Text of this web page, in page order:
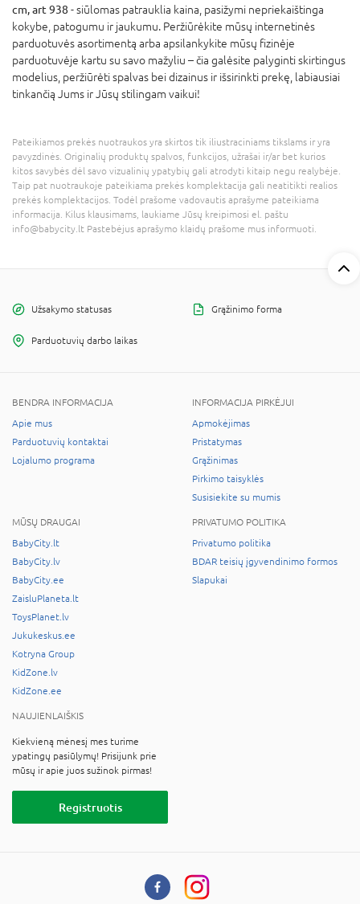
cm, art 938 - siūlomas patrauklia kaina, pasižymi nepriekaištinga
kokybe, patogumu ir jaukumu. Peržiūrėkite mūsų internetinės
parduotuvės asortimentą arba apsilankykite mūsų fizinėje
parduotuvėje kartu su savo mažyliu – čia galėsite palyginti skirtingus
modelius, peržiūrėti spalvas bei dizainus ir išsirinkti prekę, labiausiai
tinkančią Jums ir Jūsų stilingam vaikui!
Pateikiamos prekės nuotraukos yra skirtos tik iliustraciniams tikslams ir yra
pavyzdinės. Originalių produktų spalvos, funkcijos, užrašai ir/ar bet kurios
kitos savybės dėl savo vizualinių ypatybių gali atrodyti kitaip negu realybėje.
Taip pat nuotraukoje pateikiama prekės komplektacija gali neatitikti realios
prekės komplektacijos. Todėl prašome vadovautis aprašyme pateikiama
informacija. Kilus klausimams, laukiame Jūsų kreipimosi el. paštu
info@babycity.lt Pastebėjus aprašymo klaidų prašome mus informuoti.
Užsakymo statusas Grąžinimo forma
Parduotuvių darbo laikas
BENDRA INFORMACIJA
Apie mus
Parduotuvių kontaktai
Lojalumo programa
INFORMACIJA PIRKĖJUI
Apmokėjimas
Pristatymas
Grąžinimas
Pirkimo taisyklės
Susisiekite su mumis
MŪSŲ DRAUGAI
BabyCity.lt
BabyCity.lv
BabyCity.ee
ZaisluPlaneta.lt
ToysPlanet.lv
Jukukeskus.ee
Kotryna Group
KidZone.lv
KidZone.ee
PRIVATUMO POLITIKA
Privatumo politika
BDAR teisių įgyvendinimo formos
Slapukai
NAUJIENLAIŠKIS
Kiekvieną mėnesį mes turime
ypatingų pasiūlymų! Prisijunk prie
mūsų ir apie juos sužinok pirmas!
Registruotis